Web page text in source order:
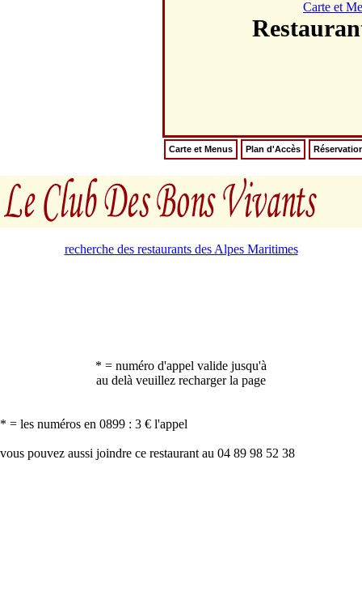
Carte et
Carte et Menus Plan d'Accès
recherche des restaurants des Alpes Maritimes
* = numéro d'appel valide jusqu'à
au delà veuillez recharger la page
* = les numéros en 0899 : 3 € l'appel
vous pouvez aussi joindre ce restaurant au 04 89 98 52 38